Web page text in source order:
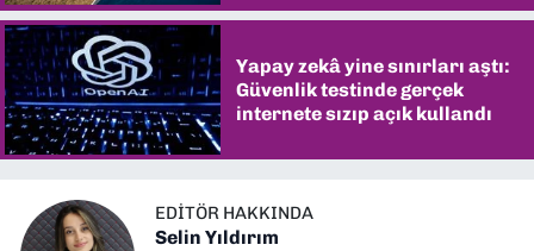
Yapay zekâ yine sınırları aştı:
Güvenlik testinde gerçek
internete sızıp açık kullandı
EDITÖR HAKKINDA
Selin Yıldırım